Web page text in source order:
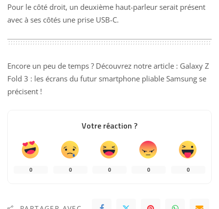
Pour le côté droit, un deuxième haut-parleur serait présent
avec à ses côtés une prise USB-C.
Encore un peu de temps ? Découvrez notre article : Galaxy Z
Fold 3 : les écrans du futur smartphone pliable Samsung se
précisent !
Votre réaction ?
0 0 0 0 0